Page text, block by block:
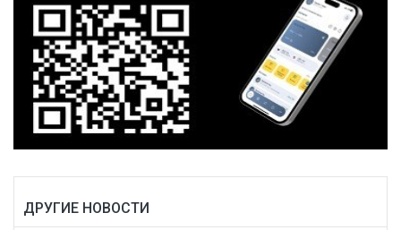
ДРУГИЕ НОВОСТИ